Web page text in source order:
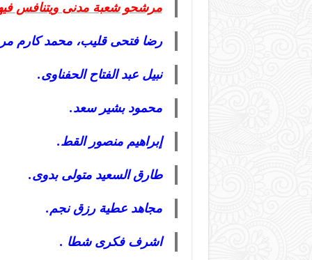
مرشحو شعبة مدنى ويتنافس فيها 9
رضا فتحى قليب، محمد كارم
نبيل عبد الفتاح الحفناوى.
محمود بشير سعد.
إبراهيم منصور القط.
طارق السعيد متولى بدوى.
مجاهد عطية رزق نجم.
اشرف فكرى شطا .